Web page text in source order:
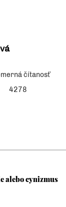
čítanosť
4278
alebo cynizmus